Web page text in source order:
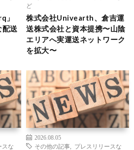
」
送
ど
株式会社Univearth、倉吉運
送株式会社と資本提携〜山陰
エリアへ実運送ネットワーク
を拡大〜
スな
2026.08.05
その他の記事
プレスリリースな